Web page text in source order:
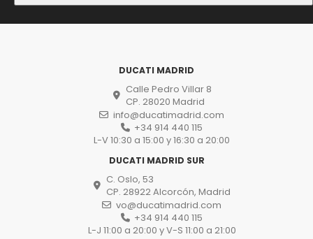
DUCATI MADRID
Calle Pedro Villar 8
CP. 28020 Madrid
info@ducatimadrid.com
+34 914 440 115
L-V 10:30 a 15:00 y 16:30 a 20:00
DUCATI MADRID SUR
C. Oslo, 53
CP. 28922 Alcorcón, Madrid
vo@ducatimadrid.com
+34 914 440 115
L-J 11:00 a 20:00 y V-S 11:00 a 21:00